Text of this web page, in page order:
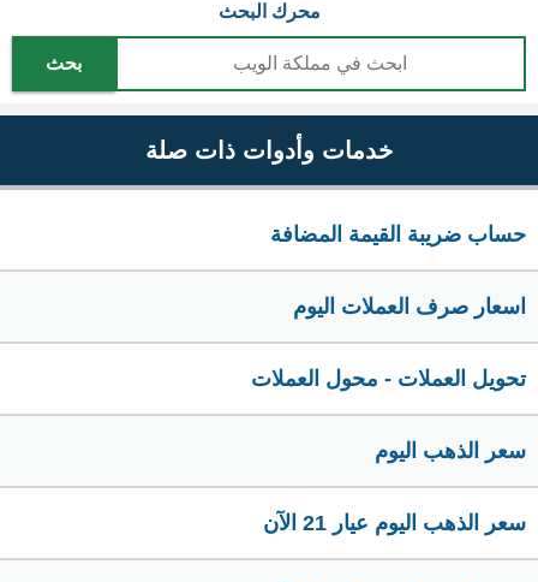
محرك البحث
بحث
خدمات وأدوات ذات صلة
حساب ضريبة القيمة المضافة
اسعار صرف العملات اليوم
تحويل العملات - محول العملات
سعر الذهب اليوم
سعر الذهب اليوم عيار 21 الآن